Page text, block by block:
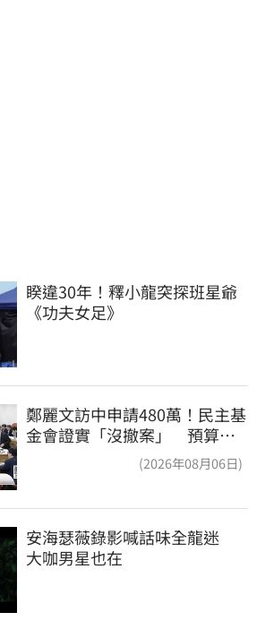
睽違30年！釋小龍突探班星爺
《功夫女足》
鄭麗文訪中申請480萬！民主基
金會證實「沒撤案」 預算被
(2026年08月06日)
安海瑟薇錄影喊話味全龍迷
大咖男星也在